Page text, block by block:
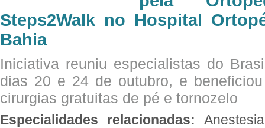
Steps2Walk no Hospital
Bahia
Iniciativa reuniu especialistas do
dias 20 e 24 de outubro, e
cirurgias gratuitas de pé e tornozelo
Especialidades relacionadas: